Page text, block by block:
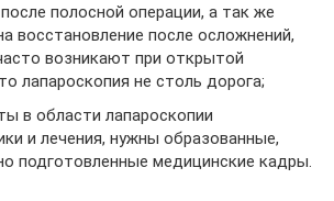
полосной операции, а так же
восстановление после осложнений,
возникают при открытой
лапароскопия не столь дорога;
в области лапароскопии
и лечения, нужны образованные,
подготовленные медицинские кадры.